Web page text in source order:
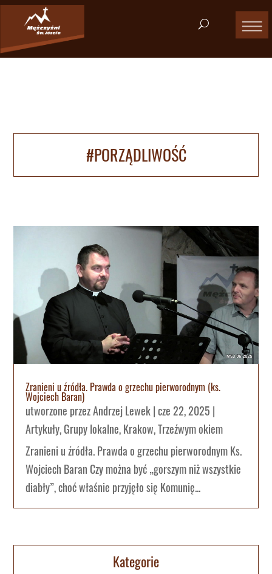
#PORZĄDLIWOŚĆ
Zranieni u źródła. Prawda o grzechu pierworodnym (ks.
Wojciech Baran)
utworzone przezAndrzej Lewek|cze 22, 2025 |
Artykuły,Grupy lokalne,Krakow,Trzeźwym okiem
Zranieni u źródła. Prawda o grzechu pierworodnym Ks.
Wojciech Baran Czy można być „gorszym niż wszystkie
diabły”, choć właśnie przyjęło się Komunię...
Kategorie